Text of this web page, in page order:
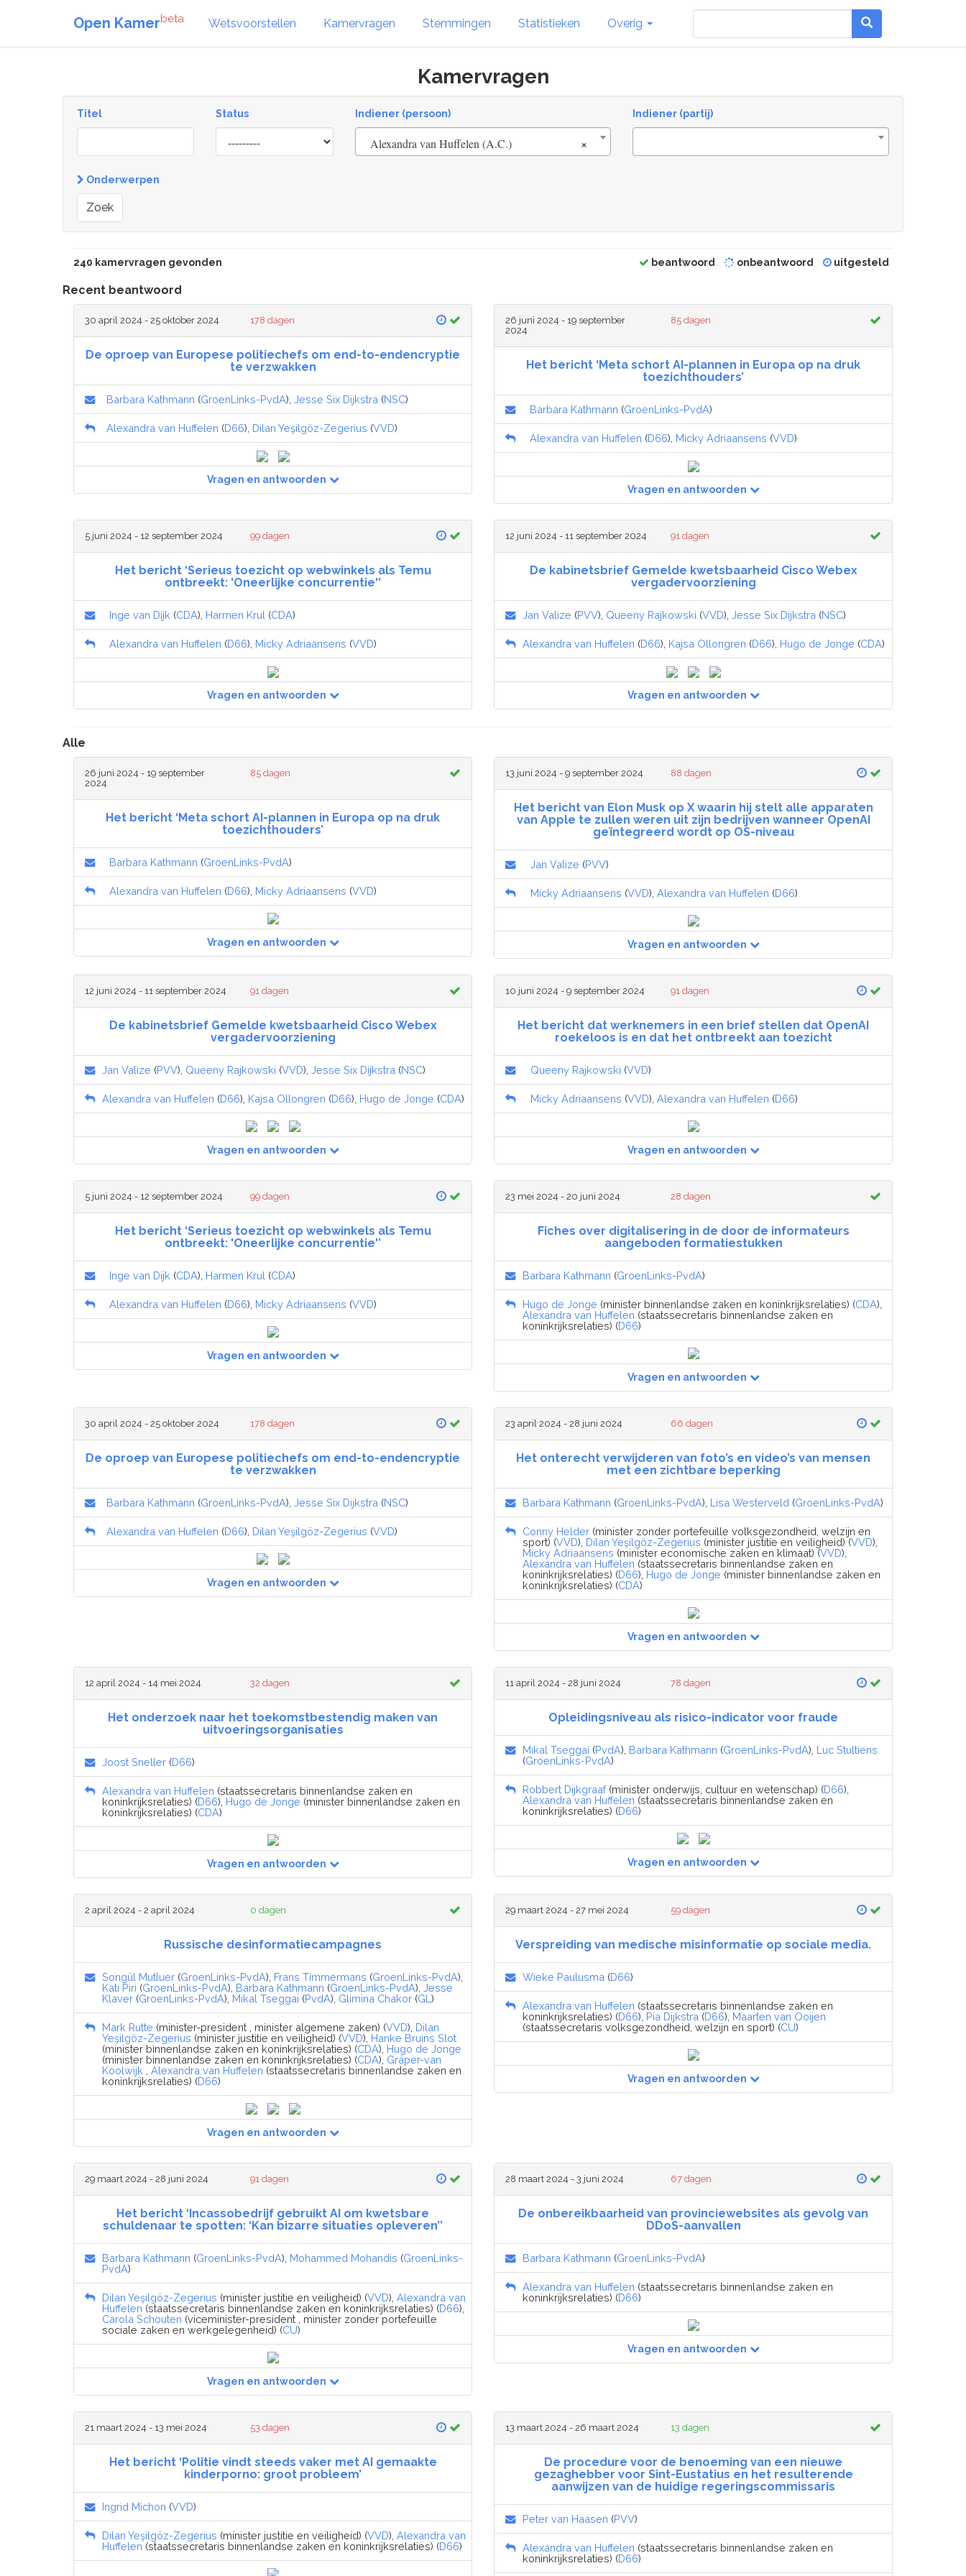
Open Kamerbeta Wetsvoorstellen Kamervragen Stemmingen Statistieken Overig
Kamervragen
Titel Status
[invalid
name]
Indiener (persoon)
×
Alexandra van Huffelen (A.C.)
Indiener (partij)
Onderwerpen
Zoek
240 kamervragen gevonden beantwoord onbeantwoord uitgesteld
Recent beantwoord
30 april 2024 - 25 oktober 2024 178 dagen
De oproep van Europese politiechefs om end-to-endencryptie
te verzwakken
Barbara Kathmann (GroenLinks-PvdA), Jesse Six Dijkstra (NSC)
Alexandra van Huffelen (D66), Dilan Yeşilgöz-Zegerius (VVD)
Vragen en antwoorden
26 juni 2024 - 19 september
2024
85 dagen
Het bericht ‘Meta schort AI-plannen in Europa op na druk
toezichthouders’
Barbara Kathmann (GroenLinks-PvdA)
Alexandra van Huffelen (D66), Micky Adriaansens (VVD)
Vragen en antwoorden
5 juni 2024 - 12 september 2024 99 dagen
Het bericht ‘Serieus toezicht op webwinkels als Temu
ontbreekt: 'Oneerlijke concurrentie'’
Inge van Dijk (CDA), Harmen Krul (CDA)
Alexandra van Huffelen (D66), Micky Adriaansens (VVD)
Vragen en antwoorden
12 juni 2024 - 11 september 2024 91 dagen
De kabinetsbrief Gemelde kwetsbaarheid Cisco Webex
vergadervoorziening
Jan Valize (PVV), Queeny Rajkowski (VVD), Jesse Six Dijkstra (NSC)
Alexandra van Huffelen (D66), Kajsa Ollongren (D66), Hugo de Jonge (CDA)
Vragen en antwoorden
Alle
26 juni 2024 - 19 september
2024
85 dagen
Het bericht ‘Meta schort AI-plannen in Europa op na druk
toezichthouders’
Barbara Kathmann (GroenLinks-PvdA)
Alexandra van Huffelen (D66), Micky Adriaansens (VVD)
Vragen en antwoorden
13 juni 2024 - 9 september 2024 88 dagen
Het bericht van Elon Musk op X waarin hij stelt alle apparaten
van Apple te zullen weren uit zijn bedrijven wanneer OpenAI
geïntegreerd wordt op OS-niveau
Jan Valize (PVV)
Micky Adriaansens (VVD), Alexandra van Huffelen (D66)
Vragen en antwoorden
12 juni 2024 - 11 september 2024 91 dagen
De kabinetsbrief Gemelde kwetsbaarheid Cisco Webex
vergadervoorziening
Jan Valize (PVV), Queeny Rajkowski (VVD), Jesse Six Dijkstra (NSC)
Alexandra van Huffelen (D66), Kajsa Ollongren (D66), Hugo de Jonge (CDA)
Vragen en antwoorden
10 juni 2024 - 9 september 2024 91 dagen
Het bericht dat werknemers in een brief stellen dat OpenAI
roekeloos is en dat het ontbreekt aan toezicht
Queeny Rajkowski (VVD)
Micky Adriaansens (VVD), Alexandra van Huffelen (D66)
Vragen en antwoorden
5 juni 2024 - 12 september 2024 99 dagen
Het bericht ‘Serieus toezicht op webwinkels als Temu
ontbreekt: 'Oneerlijke concurrentie'’
Inge van Dijk (CDA), Harmen Krul (CDA)
Alexandra van Huffelen (D66), Micky Adriaansens (VVD)
Vragen en antwoorden
23 mei 2024 - 20 juni 2024 28 dagen
Fiches over digitalisering in de door de informateurs
aangeboden formatiestukken
Barbara Kathmann (GroenLinks-PvdA)
Hugo de Jonge (minister binnenlandse zaken en koninkrijksrelaties) (CDA),
Alexandra van Huffelen (staatssecretaris binnenlandse zaken en
koninkrijksrelaties) (D66)
Vragen en antwoorden
30 april 2024 - 25 oktober 2024 178 dagen
De oproep van Europese politiechefs om end-to-endencryptie
te verzwakken
Barbara Kathmann (GroenLinks-PvdA), Jesse Six Dijkstra (NSC)
Alexandra van Huffelen (D66), Dilan Yeşilgöz-Zegerius (VVD)
Vragen en antwoorden
23 april 2024 - 28 juni 2024 66 dagen
Het onterecht verwijderen van foto’s en video’s van mensen
met een zichtbare beperking
Barbara Kathmann (GroenLinks-PvdA), Lisa Westerveld (GroenLinks-PvdA)
Conny Helder (minister zonder portefeuille volksgezondheid, welzijn en
sport) (VVD), Dilan Yeşilgöz-Zegerius (minister justitie en veiligheid) (VVD),
Micky Adriaansens (minister economische zaken en klimaat) (VVD),
Alexandra van Huffelen (staatssecretaris binnenlandse zaken en
koninkrijksrelaties) (D66), Hugo de Jonge (minister binnenlandse zaken en
koninkrijksrelaties) (CDA)
Vragen en antwoorden
12 april 2024 - 14 mei 2024 32 dagen
Het onderzoek naar het toekomstbestendig maken van
uitvoeringsorganisaties
Joost Sneller (D66)
Alexandra van Huffelen (staatssecretaris binnenlandse zaken en
koninkrijksrelaties) (D66), Hugo de Jonge (minister binnenlandse zaken en
koninkrijksrelaties) (CDA)
Vragen en antwoorden
11 april 2024 - 28 juni 2024 78 dagen
Opleidingsniveau als risico-indicator voor fraude
Mikal Tseggai (PvdA), Barbara Kathmann (GroenLinks-PvdA), Luc Stultiens
(GroenLinks-PvdA)
Robbert Dijkgraaf(minister onderwijs, cultuur en wetenschap) (D66),
Alexandra van Huffelen (staatssecretaris binnenlandse zaken en
koninkrijksrelaties) (D66)
Vragen en antwoorden
2 april 2024 - 2 april 2024 0 dagen
Russische desinformatiecampagnes
Songül Mutluer (GroenLinks-PvdA), Frans Timmermans (GroenLinks-PvdA),
Kati Piri (GroenLinks-PvdA), Barbara Kathmann (GroenLinks-PvdA), Jesse
Klaver (GroenLinks-PvdA), Mikal Tseggai (PvdA), Glimina Chakor (GL )
Mark Rutte (minister-president , minister algemene zaken) (VVD), Dilan
Yeşilgöz-Zegerius (minister justitie en veiligheid) (VVD), Hanke Bruins Slot
(minister binnenlandse zaken en koninkrijksrelaties) (CDA), Hugo de Jonge
(minister binnenlandse zaken en koninkrijksrelaties) (CDA), Gräper-van
Koolwijk
Alexandra van Huffelen (staatssecretaris binnenlandse zaken en
koninkrijksrelaties) (D66)
Vragen en antwoorden
29 maart 2024 - 27 mei 2024 59 dagen
Verspreiding van medische misinformatie op sociale media.
Wieke Paulusma (D66)
Alexandra van Huffelen (staatssecretaris binnenlandse zaken en
koninkrijksrelaties) (D66), Pia Dijkstra (D66), Maarten van Ooijen
(staatssecretaris volksgezondheid, welzijn en sport) (CU)
Vragen en antwoorden
29 maart 2024 - 28 juni 2024 91 dagen
Het bericht ‘Incassobedrijf gebruikt AI om kwetsbare
schuldenaar te spotten: ‘Kan bizarre situaties opleveren’’
Barbara Kathmann (GroenLinks-PvdA), Mohammed Mohandis (GroenLinks-
PvdA)
Dilan Yeşilgöz-Zegerius (minister justitie en veiligheid) (VVD), Alexandra van
Huffelen (staatssecretaris binnenlandse zaken en koninkrijksrelaties) (D66),
Carola Schouten (viceminister-president , minister zonder portefeuille
sociale zaken en werkgelegenheid) (CU)
Vragen en antwoorden
28 maart 2024 - 3 juni 2024 67 dagen
De onbereikbaarheid van provinciewebsites als gevolg van
DDoS-aanvallen
Barbara Kathmann (GroenLinks-PvdA)
Alexandra van Huffelen (staatssecretaris binnenlandse zaken en
koninkrijksrelaties) (D66)
Vragen en antwoorden
21 maart 2024 - 13 mei 2024 53 dagen
Het bericht ‘Politie vindt steeds vaker met AI gemaakte
kinderporno: groot probleem’
Ingrid Michon (VVD)
Dilan Yeşilgöz-Zegerius (minister justitie en veiligheid) (VVD), Alexandra van
Huffelen (staatssecretaris binnenlandse zaken en koninkrijksrelaties) (D66)
13 maart 2024 - 26 maart 2024 13 dagen
De procedure voor de benoeming van een nieuwe
gezaghebber voor Sint-Eustatius en het resulterende
aanwijzen van de huidige regeringscommissaris
Peter van Haasen (PVV)
Alexandra van Huffelen (staatssecretaris binnenlandse zaken en
koninkrijksrelaties) (D66)